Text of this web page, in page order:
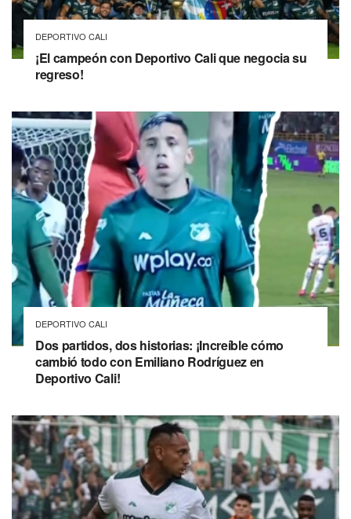
DEPORTIVO CALI
¡El campeón con Deportivo Cali que negocia su
regreso!
DEPORTIVO CALI
Dos partidos, dos historias: ¡Increíble cómo
cambió todo con Emiliano Rodríguez en
Deportivo Cali!